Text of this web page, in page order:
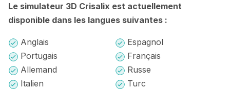
Le simulateur 3D Crisalix est actuellement
disponible dans les langues suivantes :
Anglais
Espagnol
Portugais
Français
Allemand
Russe
Italien
Turc